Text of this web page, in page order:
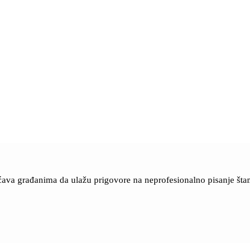
građanima da ulažu prigovore na neprofesionalno pisanje